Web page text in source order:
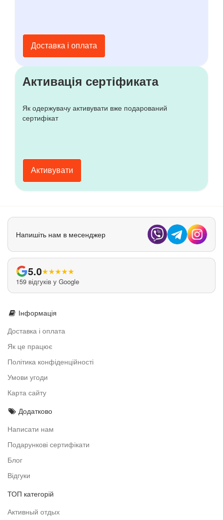
Доставка і оплата
Активація сертіфиката
Як одержувачу активувати вже подарований
сертифікат
Активувати
Напишіть нам в месенджер
5.0★★★★★
159 відгуків у Google
Інформація
Доставка і оплата
Як це працює
Політика конфіденційності
Умови угоди
Карта сайту
Додатково
Написати нам
Подарункові сертифікати
Блог
Відгуки
ТОП категорій
Активный отдых